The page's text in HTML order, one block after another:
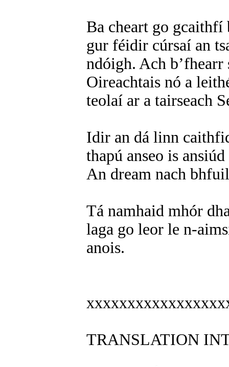
Ba cheart go gcaithfí
gur féidir cúrsaí an
ndóigh. Ach
Oireachtais nó a
teolaí ar a tairseach
Idir an dá linn
thapú anseo is
An dream nach
Tá namhaid mhór
laga go leor le n-
anois.
TRANSLATION